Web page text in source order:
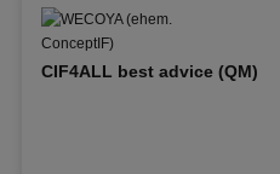
CIF4ALL best advice (QM)